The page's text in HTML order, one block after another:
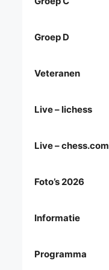
Groep D
Veteranen
Live – lichess
Live – chess.com
Foto’s 2026
Informatie
Programma